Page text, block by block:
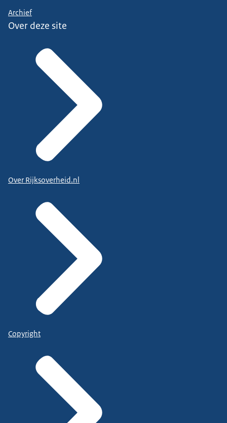
Archief
Over deze site
Over Rijksoverheid.nl
Copyright